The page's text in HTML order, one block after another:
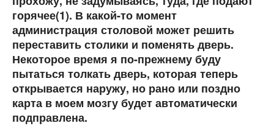
горячее(1). В какой-то момент
администрация столовой может решить
переставить столики и поменять дверь.
Некоторое время я по-прежнему буду
пытаться толкать дверь, которая теперь
открывается наружу, но рано или поздно
карта в моем мозгу будет автоматически
подправлена.